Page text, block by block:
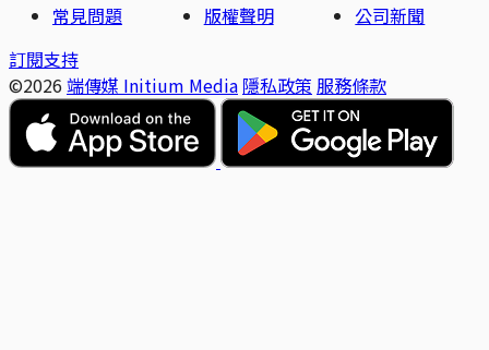
常見問題
版權聲明
公司新聞
訂閱支持
©2026 端傳媒 Initium Media 隱私政策 服務條款